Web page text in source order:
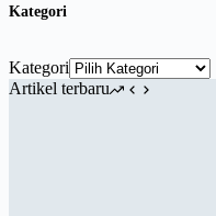
Kategori
Kategori
Artikel terbaru